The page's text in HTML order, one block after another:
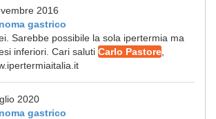
2016
gastrico
Sarebbe possibile la sola ipertermia ma
inferiori. Cari saluti Carlo Pastore
2020
gastrico